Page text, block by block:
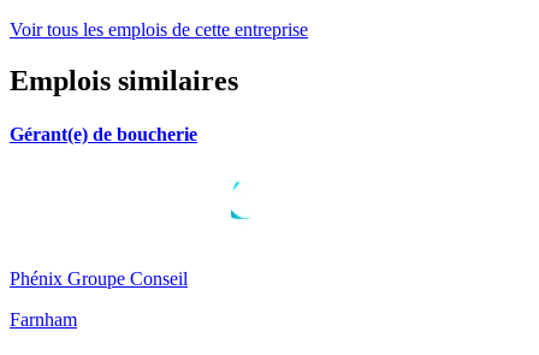
Voir tous les emplois de cette entreprise
Emplois similaires
Gérant(e) de boucherie
Phénix Groupe Conseil
Farnham